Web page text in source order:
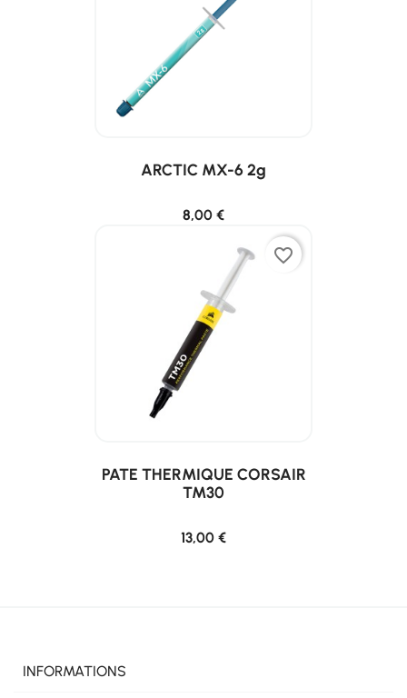
ARCTIC MX-6 2g
8,00 €
favorite_border
PATE THERMIQUE CORSAIR
TM30
13,00 €
INFORMATIONS